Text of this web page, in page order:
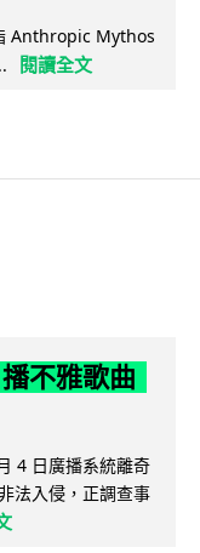
Anthropic Mythos
閱讀全文
不雅歌曲
4 日廣播系統離奇
法入侵，正調查事